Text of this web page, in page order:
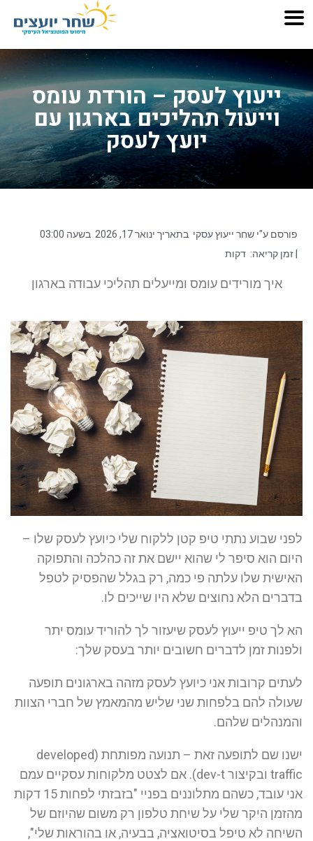
ייעוץ לעסק – הורדת עומס
וייעול תהליכים בארגון עם
יועץ לעסק
פורסם ע"י שחר ייעוץ עסקי בתאריך ינואר 17, 2026 בשעה
| זמן קריאה: דקות
איך מורידים עומס ומייעלים תהליכי עבודה בארגון
לפני שבוע נתתי טיפ קטן ללקוח שלי כיועץ לעסק שלו –
היום הוא סיפר לי שהוא יישם את זה כהלכה והתפוקה
האישית שלו עלתה פי כמה, רק בגלל שהפסיק לטפל
בדברים הלא נחוצים שלא היו שייכים לו.
הא לך טיפ ייעוץ לעסק שיעזור לך להוריד עומס יתר
ולפנות זמן לדברים חשובים יותר בעסק שלך:
לעתים קרובות אני כיועץ לעסק מזהה בארגונים תופעה
שעולה להם בלפחות שני שליש מהמאמץ של חברי הצוות
והמנהלים שלהם.
ישנו שם לתופעה זאת – תנועה מפותחת (developed
traffic ובקיצור dev-t). אם לצטט מלקוחות עסקיים עמם
אני עובד, כשהם מתלוננים בפניי "בזבזתי לפחות 15 דקות
מהזמן היקר שלי על שיחת טלפון רק משום שהיוזם של
השיחה לא טיפל בסיטואציה, בבעיה, או בהוראות שלי",